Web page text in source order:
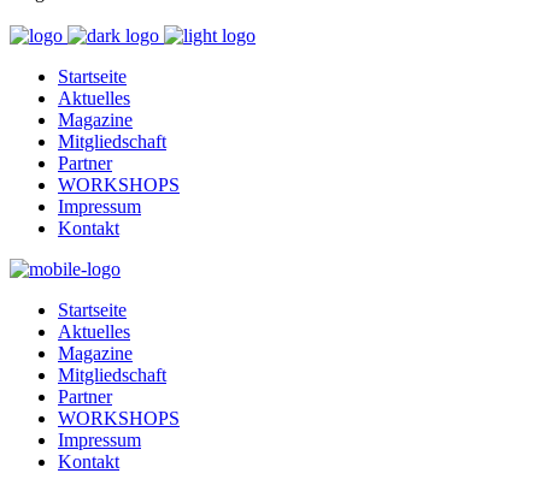
Startseite
Aktuelles
Magazine
Mitgliedschaft
Partner
WORKSHOPS
Impressum
Kontakt
Startseite
Aktuelles
Magazine
Mitgliedschaft
Partner
WORKSHOPS
Impressum
Kontakt